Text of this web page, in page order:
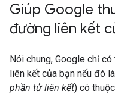
Giúp Google
đường liên kết
Nói chung, Google chỉ
liên kết của bạn nếu đó
phần tử liên kết) có